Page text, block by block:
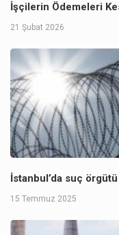
İşçilerin Ödemeleri
21 Şubat 2026
İstanbul’da suç
15 Temmuz 2025